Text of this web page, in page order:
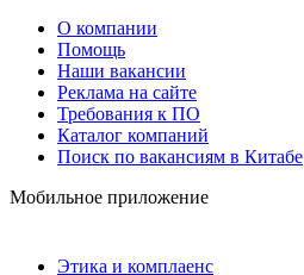
О компании
Помощь
Наши вакансии
Реклама на сайте
Требования к ПО
Каталог компаний
Поиск по вакансиям в Китабе
Мобильное приложение
Этика и комплаенс